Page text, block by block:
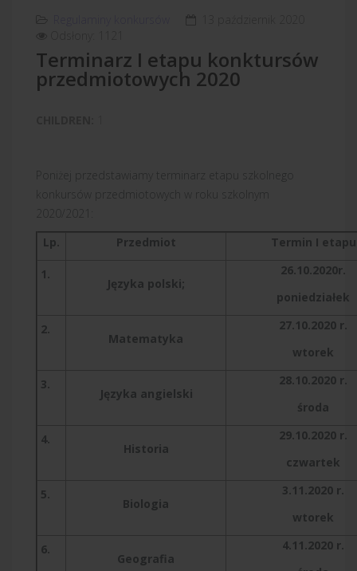
Terminarz I etapu konktursów
przedmiotowych 2020
Poniżej przedstawiamy terminarz etapu szkolnego
konkursów przedmiotowych w roku szkolnym
Lp.
Przedmiot Termin I etapu
1.
Języka polski;
26.10.2020r.
poniedziałek
2.
Matematyka
27.10.2020 r.
wtorek
3.
Języka angielski
28.10.2020 r.
środa
4.
Historia
29.10.2020 r.
czwartek
5.
Biologia
3.11.2020 r.
wtorek
6.
Geografia
4.11.2020 r.